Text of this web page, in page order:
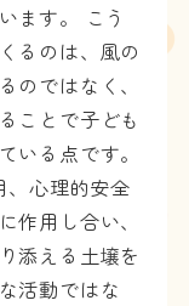
ます。 こう
るのは、風の
のではなく、
ことで子ども
いる点です。
、心理的安全
作用し合い、
添える土壌を
活動ではな